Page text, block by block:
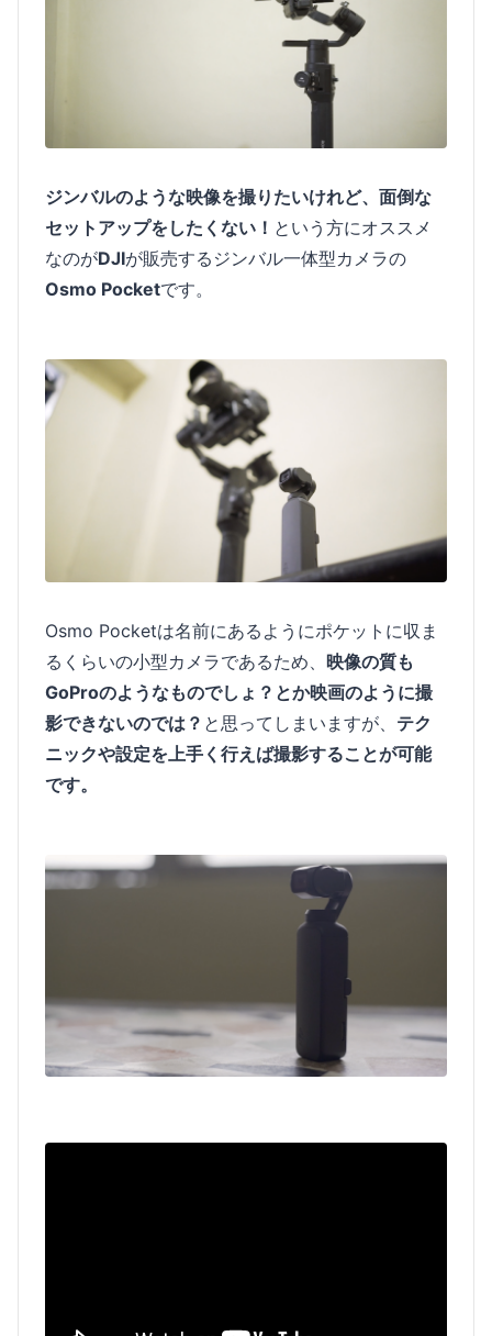
ジンバルのような映像を撮りたいけれど、面倒な
セットアップをしたくない！ という方にオススメ
なのがDJIが販売するジンバル一体型カメラの
Osmo Pocketです。
Osmo Pocketは名前にあるようにポケットに収ま
るくらいの小型カメラであるため、 映像の質も
GoProのようなものでしょ？とか映画のように撮
影できないのでは？ と思ってしまいますが、 テク
ニックや設定を上手く行えば撮影することが可能
です。